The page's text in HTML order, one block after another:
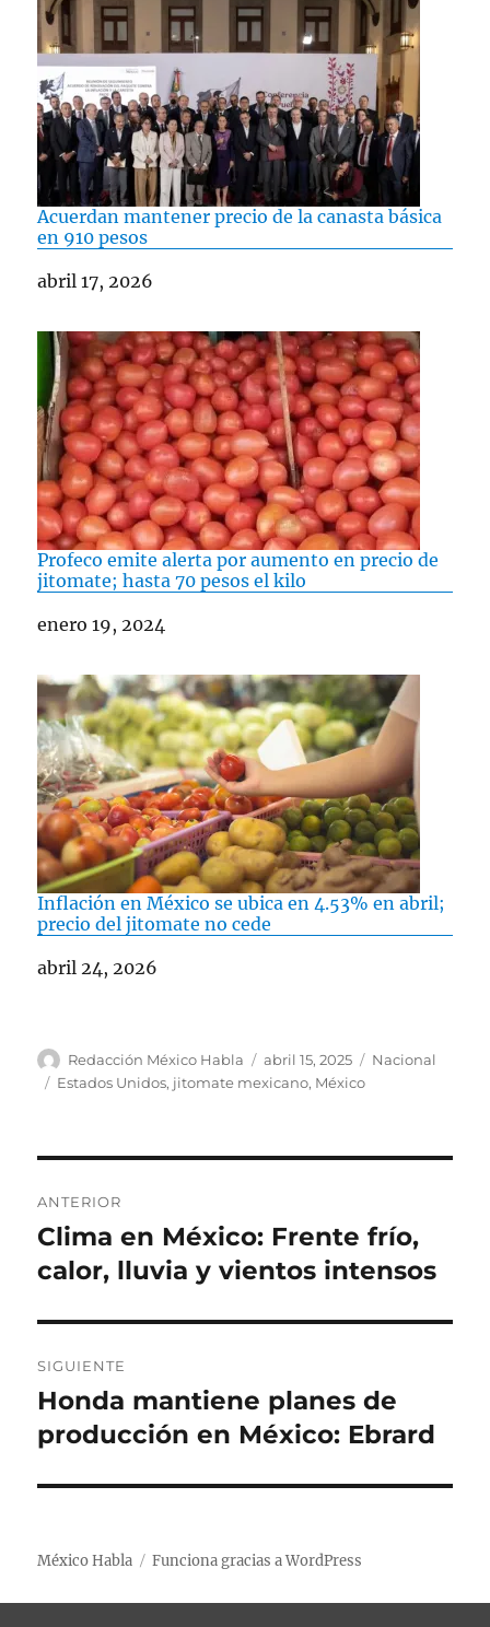
Acuerdan mantener precio de la canasta básica
en 910 pesos
Fecha
abril 17, 2026
Profeco emite alerta por aumento en precio de
jitomate; hasta 70 pesos el kilo
Fecha
enero 19, 2024
Inflación en México se ubica en 4.53% en abril;
precio del jitomate no cede
Fecha
abril 24, 2026
A
u
Redacción México Habla
P
u
o
e
abril 15, 2025
C
a
s
Nacional
E
e
a
s
Estados Unidos, jitomate mexicano, México
a
v
e
g
a
c
ó
n
ANTERIOR
E
n
r
a
d
a
n
r
i
Clima en México: Frente frío,
calor, lluvia y vientos intensos
SIGUIENTE
E
n
r
d
Honda mantiene planes de
producción en México: Ebrard
México Habla Funciona gracias a WordPress